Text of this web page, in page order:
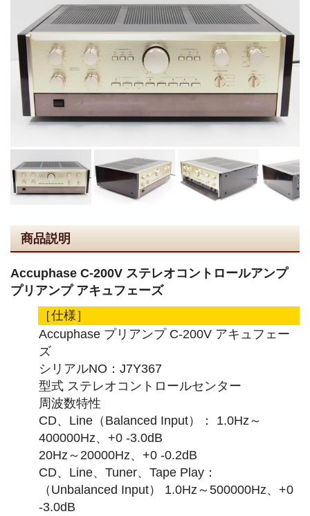
商品説明
Accuphase C-200V ステレオコントロールアンプ
プリアンプ アキュフェーズ
［仕様］
Accuphase プリアンプ C-200V アキュフェー
ズ
シリアルNO：J7Y367
型式 ステレオコントロールセンター
周波数特性
CD、Line（Balanced Input）： 1.0Hz～
400000Hz、+0 -3.0dB
20Hz～20000Hz、+0 -0.2dB
CD、Line、Tuner、Tape Play：
（Unbalanced Input） 1.0Hz～500000Hz、+0
-3.0dB